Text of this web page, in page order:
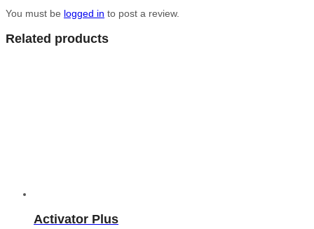
You must be logged in to post a review.
Related products
Activator Plus